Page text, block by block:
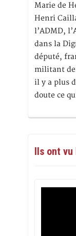
Marie de
Henri
l’ADMD,
dans la
député,
militant de
il y a plus
doute ce
Ils ont